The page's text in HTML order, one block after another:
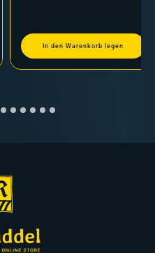
In den Warenkorb legen